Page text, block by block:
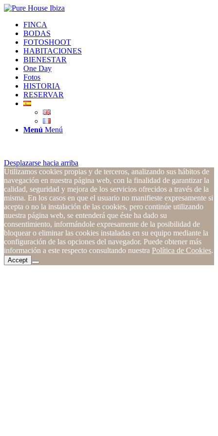
FINCA
BODAS
FOTOSHOOT
HABITACIONES
BIENESTAR
One Day
Fotos
HISTORIA
RESERVAR
Menú Menú
Desplazarse hacia arriba
Utilizamos cookies propias y de terceros, analizando sus hábitos de
navegación en nuestra página web, con la finalidad de garantizar la
calidad, seguridad y mejora de los servicios ofrecidos a través de la
misma. En los casos en que el usuario no manifieste expresamente si
acepta o no la instalación de las cookies, pero continúe utilizando
nuestra página web, se entenderá que éste ha dado su
consentimiento, informándole expresamente de la posibilidad de
bloquear o eliminar las cookies instaladas en su equipo mediante la
configuración de las opciones del navegador. Puede obtener más
información a este respecto consultando nuestra Política de Cookies.
Accept